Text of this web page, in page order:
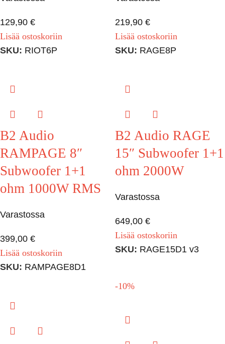
129,90 €
Lisää ostoskoriin
SKU: RIOT6P
219,90 €
Lisää ostoskoriin
SKU: RAGE8P
B2 Audio
RAMPAGE 8″
Subwoofer 1+1
ohm 1000W RMS
Varastossa
399,00 €
Lisää ostoskoriin
SKU: RAMPAGE8D1
B2 Audio RAGE
15″ Subwoofer 1+1
ohm 2000W
Varastossa
649,00 €
Lisää ostoskoriin
SKU: RAGE15D1 v3
-10%